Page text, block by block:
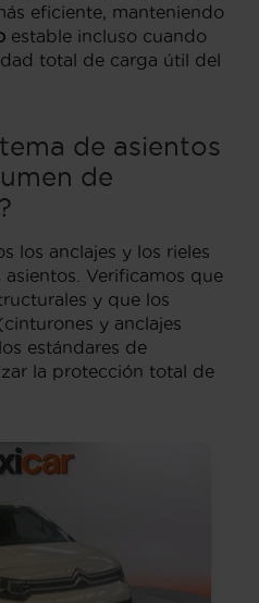
eficiente, manteniendo
estable incluso cuando
total de carga útil del
de asientos
de
los anclajes y los rieles
Verificamos que
y que los
y anclajes
estándares de
la protección total de